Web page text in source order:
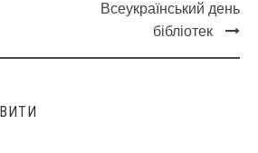
Всеукраїнський день
бібліотек